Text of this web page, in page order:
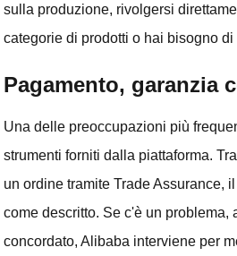
sulla produzione, rivolgersi
categorie di prodotti o hai bisogno
Pagamento, garanzia
Una delle preoccupazioni più
strumenti forniti dalla piattaforma.
un ordine tramite Trade Assurance,
come descritto. Se c'è un
concordato, Alibaba interviene per